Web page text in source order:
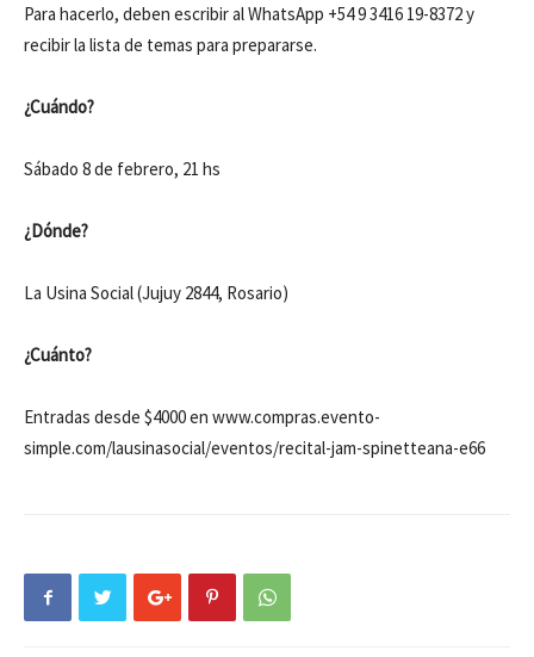
Para hacerlo, deben escribir al WhatsApp +54 9 3416 19-8372 y
recibir la lista de temas para prepararse.
¿Cuándo?
Sábado 8 de febrero, 21 hs
¿Dónde?
La Usina Social (Jujuy 2844, Rosario)
¿Cuánto?
Entradas desde $4000 en www.compras.evento-
simple.com/lausinasocial/eventos/recital-jam-spinetteana-e66